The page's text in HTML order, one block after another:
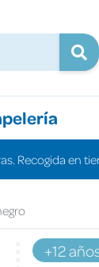
Recogida en
+12